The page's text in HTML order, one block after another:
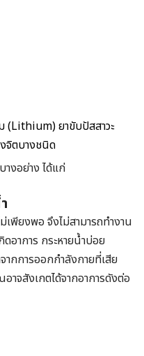
(Lithium) ยาขับปัสสาวะ
จิตบางชนิด
งอย่าง ได้แก่
เพียงพอ จึงไม่สามารถทำงาน
ดอาการ กระหายน้ำบ่อย
ากการออกกำลังกายที่เสีย
าจสังเกตได้จากอาการดังต่อ